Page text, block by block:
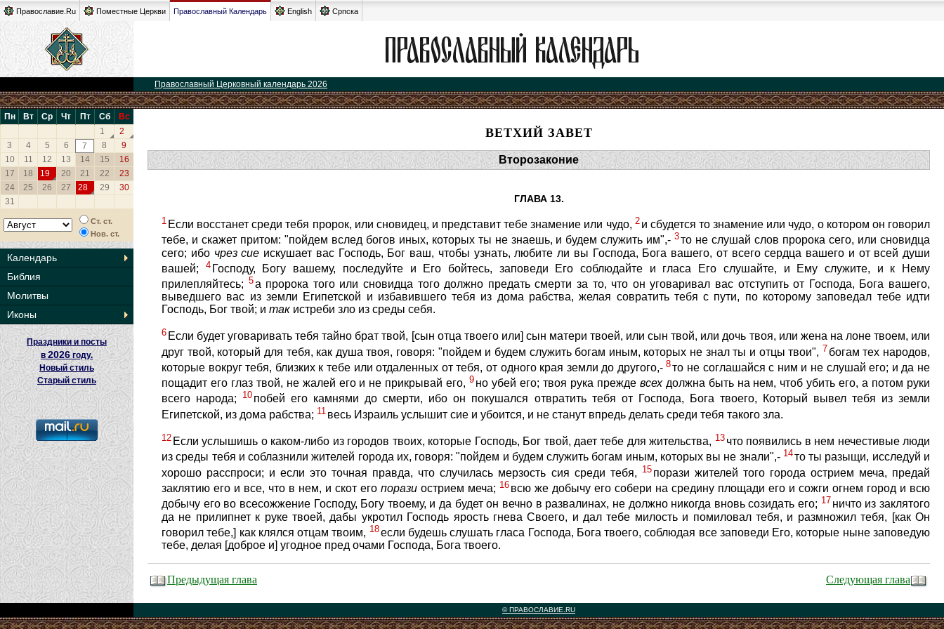
Православие.Ru Поместные Церкви Православный Календарь English Српска
Православный Церковный календарь 2026
Пн Вт Ср Чт Пт Сб
Вс
1
2
3
4 5 6 7 8
9
10
11 12 13 14 15
16
17
18 19 20 21 22
23
24
25 26 27 28 29
30
31
Ст. ст.
Нов. ст.
Календарь
Библия
Молитвы
Иконы
Праздники и посты
в2026 году.
Новый стиль
Старый стиль
ВЕТХИЙ ЗАВЕТ
Второзаконие
ГЛАВА 13.
1 Если восстанет среди тебя пророк, или сновидец, и представит тебе знамение или чудо, 2 и сбудется то знамение или чудо, о котором он говорил
тебе, и скажет притом: "пойдем вслед богов иных, которых ты не знаешь, и будем служить им",-3то не слушай слов пророка сего, или сновидца
сего; ибо чрез сие искушает вас Господь, Бог ваш, чтобы узнать, любите ли вы Господа, Бога вашего, от всего сердца вашего и от всей души
вашей; 4 Господу, Богу вашему, последуйте и Его бойтесь, заповеди Его соблюдайте и гласа Его слушайте, и Ему служите, и к Нему
прилепляйтесь; 5а пророка того или сновидца того должно предать смерти за то, что он уговаривал вас отступить от Господа, Бога вашего,
выведшего вас из земли Египетской и избавившего тебя из дома рабства, желая совратить тебя с пути, по которому заповедал тебе идти
Господь, Бог твой; и так истреби зло из среды себя.
6 Если будет уговаривать тебя тайно брат твой, [сын отца твоего или] сын матери твоей, или сын твой, или дочь твоя, или жена на лоне твоем, или
друг твой, который для тебя, как душа твоя, говоря: "пойдем и будем служить богам иным, которых не знал ты и отцы твои", 7 богам тех народов,
которые вокруг тебя, близких к тебе или отдаленных от тебя, от одного края земли до другого,-8то не соглашайся с ним и не слушай его; и да не
пощадит его глаз твой, не жалей его и не прикрывай его, 9 но убей его; твоя рука прежде всехдолжна быть на нем, чтоб убить его, а потом руки
всего народа;
10 побей его камнями до смерти, ибо он покушался отвратить тебя от Господа, Бога твоего, Который вывел тебя из земли
Египетской, из дома рабства; 11 весь Израиль услышит сие и убоится, и не станут впредь делать среди тебя такого зла.
12 Если услышишь о каком-либо из городов твоих, которые Господь, Бог твой, дает тебе для жительства, 13 что появились в нем нечестивые люди
из среды тебя и соблазнили жителей города их, говоря: "пойдем и будем служить богам иным, которых вы не знали",- 14то ты разыщи, исследуй и
хорошо расспроси; и если это точная правда, что случилась мерзость сия среди тебя, 15 порази жителей того города острием меча, предай
заклятию его и все, что в нем, и скот его порази острием меча; 16 всю же добычу его собери на средину площади его и сожги огнем город и всю
добычу его во всесожжение Господу, Богу твоему, и да будет он вечно в развалинах, не должно никогда вновь созидать его; 17 ничто из заклятого
да не прилипнет к руке твоей, дабы укротил Господь ярость гнева Своего, и дал тебе милость и помиловал тебя, и размножил тебя, [как Он
говорил тебе,] как клялся отцам твоим, 18если будешь слушать гласа Господа, Бога твоего, соблюдая все заповеди Его, которые ныне заповедую
тебе, делая [доброе и] угодное пред очами Господа, Бога твоего.
Предыдущая глава Следующая глава
© ПРАВОСЛАВИЕ.RU